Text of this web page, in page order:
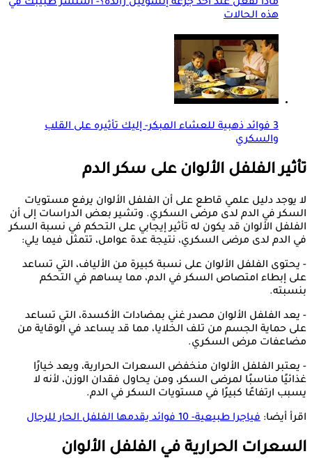
ماذا تفعل عند أخذ جرعة إنسولين زائده؟- استشر طبيبك في
هذه الحالات
3 فوائد ذهبية للعشاء المبكر- إليك تأثيره على القلب
والسكري
تأثير الفلفل الألوان على سكر الدم
لا يوجد دليل علمي قاطع على أن الفلفل الألوان يرفع مستويات
السكر في الدم لدى مرضى السكري. وتشير بعض الدراسات إلى أن
الفلفل الألوان قد يكون له تأثير إيجابي على التحكم في نسبة السكر
في الدم لدى مرضى السكري، نتيجة عدة عوامل، تتمثل فيما يلي:
- يحتوى الفلفل الألوان على نسبة كبيرة من الألياف، التي تساعد
على إبطاء امتصاص السكر في الدم، مما يساهم في التحكم
بنسبته.
- يعد الفلفل الألوان مصدر غني بمضادات الأكسدة، التي تساعد
على حماية الجسم من تلف الخلايا، مما قد يساعد في الوقاية من
مضاعفات مرض السكري.
- يعتبر الفلفل الألوان منخفض السعرات الحرارية، ويعد خيارًا
غذائيًا مناسبًا لمرضى السكر، ومن يحاول فقدان الوزن، لأنه لا
يسبب ارتفاعًا كبيرًا في مستويات السكر في الدم.
اقرأ أيضا: فياجرا طبيعية- 10 فوائد يقدمها الفلفل الحار للرجال
السعرات الحرارية في الفلفل الألوان